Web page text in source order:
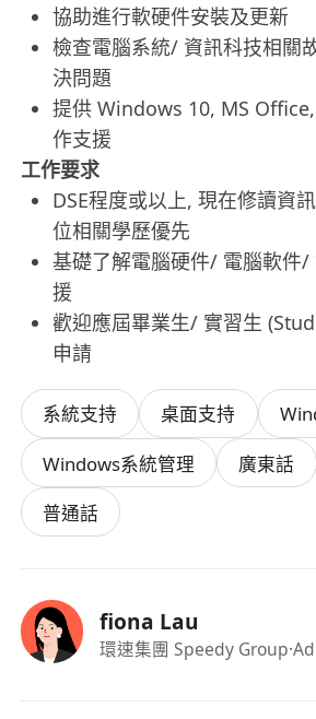
協助進行軟硬件安裝及更新
檢查電腦系統/ 資訊科技相關
決問題
提供 Windows 10, MS
作支援
工作要求
DSE程度或以上, 現在修讀資
位相關學歷優先
基礎了解電腦硬件/ 電腦軟件/
援
歡迎應屆畢業生/ 實習生
申請
系統支持 桌面支持
Windows系統管理
廣東話
普通話
fiona Lau
環速集團 Speedy Group